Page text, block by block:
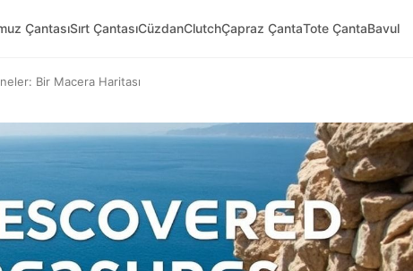
ÇantasıSırt ÇantasıCüzdanClutchÇapraz ÇantaTote ÇantaBavul
Bir Macera Haritası